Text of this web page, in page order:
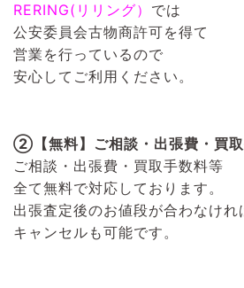
RERING(リリング） では
公安委員会古物商許可を得て
営業を行っているので
安心してご利用ください。
②【無料】ご相談・出張費・買
ご相談・出張費・買取手数料等
全て無料で対応しております。
出張査定後のお値段が合わなけれ
キャンセルも可能です。